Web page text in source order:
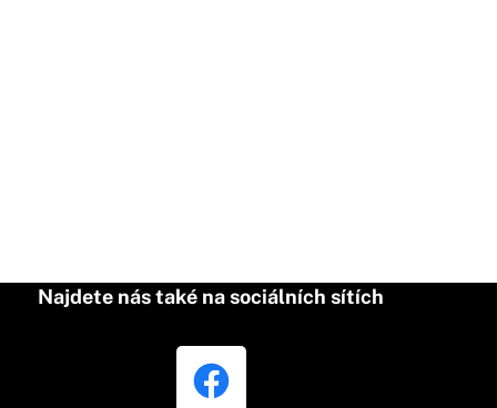
Najdete nás také na sociálních sítích